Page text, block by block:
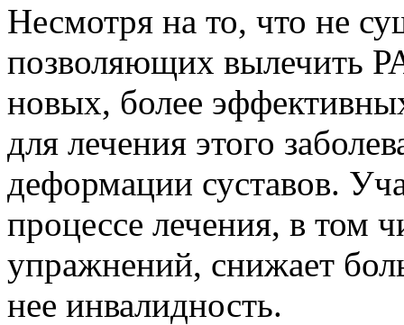
Несмотря на то, что не
позволяющих вылечить
новых, более
для лечения этого
деформации суставов.
процессе лечения, в том
упражнений, снижает
нее инвалидность.